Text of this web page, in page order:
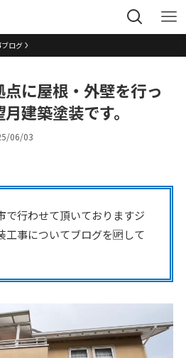
ログ
に屋根・外壁を行っ
建築塗装です。
06/03
で行わせて頂いておりますジ
工事についてブログを🆙して